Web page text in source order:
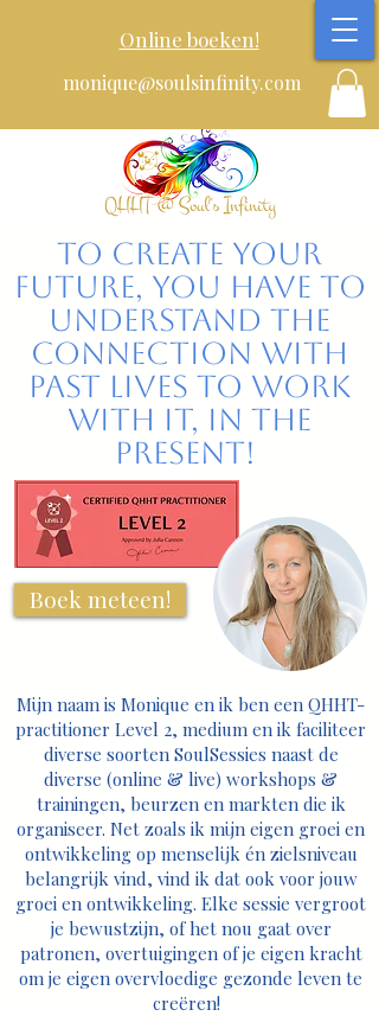
Online boeken!
monique@soulsinfinity.com
To create your
future, You have to
understand the
connection with
past lives to work
with it, in the
present!
Boek meteen!
Mijn naam is Monique en ik ben een QHHT-
practitioner Level 2, medium en ik faciliteer
diverse soorten SoulSessies naast de
diverse (online & live) workshops &
trainingen, beurzen en markten die ik
organiseer. Net zoals ik mijn eigen groei en
ontwikkeling op menselijk én zielsniveau
belangrijk vind, vind ik dat ook voor jouw
groei en ontwikkeling. Elke sessie vergroot
je bewustzijn, of het nou gaat over
patronen, overtuigingen of je eigen kracht
om je eigen overvloedige gezonde leven te
creëren!